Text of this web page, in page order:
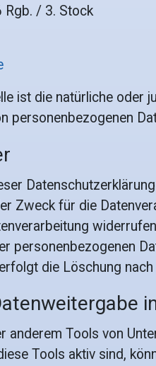
Rgb. / 3. Stock
ist die natürliche oder
personenbezogenen
Zweck für die
personenbezogenen
die Löschung
anderem Tools von
Tools aktiv sind,